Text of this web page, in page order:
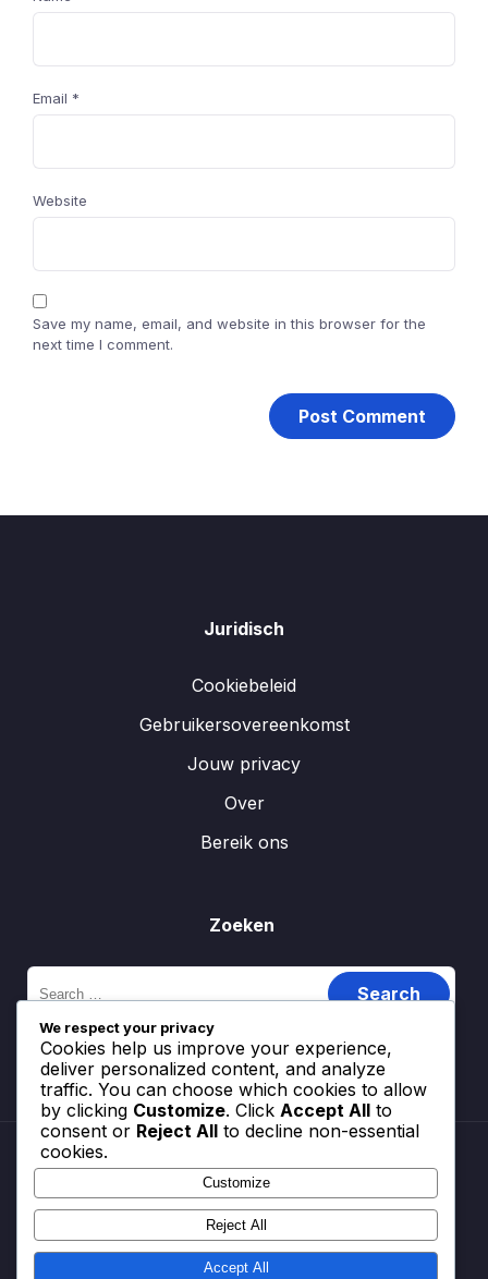
Email *
Website
Save my name, email, and website in this browser for the
next time I comment.
Juridisch
Cookiebeleid
Gebruikersovereenkomst
Jouw privacy
Over
Bereik ons
Zoeken
Search
for:
Cookiebeleid
Gebruikersovereenkomst
Jouw privacy
Over
Bereik ons
We respect your privacy
Cookies help us improve your experience,
deliver personalized content, and analyze
traffic. You can choose which cookies to allow
by clicking Customize. Click Accept All to
consent or Reject All to decline non-essential
cookies.
Customize
Reject All
Accept All